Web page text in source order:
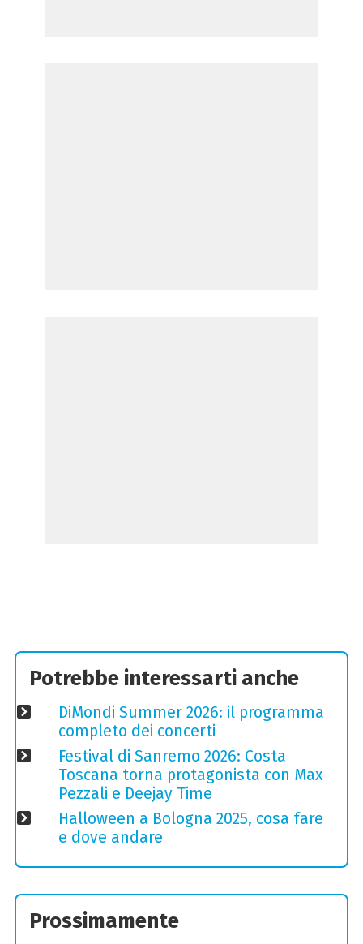
Potrebbe interessarti anche
DiMondi Summer 2026: il programma
completo dei concerti
Festival di Sanremo 2026: Costa
Toscana torna protagonista con Max
Pezzali e Deejay Time
Halloween a Bologna 2025, cosa fare
e dove andare
Prossimamente